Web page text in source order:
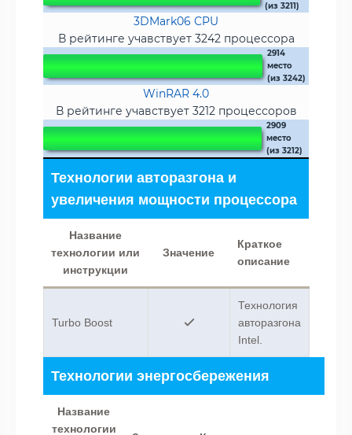
(из 3211)
3DMark06 CPU
В рейтинге учавствует 3242 процессора
2914
место
(из 3242)
WinRAR 4.0
В рейтинге учавствует 3212 процессоров
2909
место
(из 3212)
Технологии авторазгона и
увеличения мощности процессора
Название
технологии или
инструкции
Значение
Краткое
описание
Turbo Boost
Технология
авторазгона
Intel.
Технологии энергосбережения
Название
технологии